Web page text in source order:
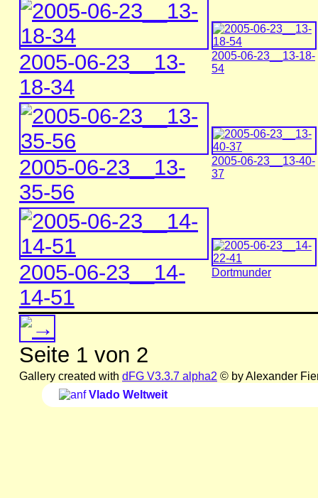
2005-06-23__13-
18-34
2005-06-23__13-18-
54
2005-06-23__13-
35-56
2005-06-23__13-40-
37
2005-06-23__14-
14-51
Dortmunder
Seite 1 von 2
Gallery created with dFG V3.3.7 alpha2 © by Alexander
Vlado Weltweit